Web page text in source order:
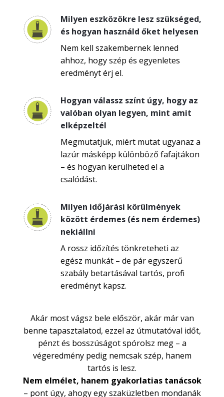
Milyen eszközökre lesz szükséged,
és hogyan használd őket helyesen
Nem kell szakembernek lenned
ahhoz, hogy szép és egyenletes
eredményt érj el.
Hogyan válassz színt úgy, hogy az
valóban olyan legyen, mint amit
elképzeltél
Megmutatjuk, miért mutat ugyanaz a
lazúr másképp különböző fafajtákon
– és hogyan kerülheted el a
csalódást.
Milyen időjárási körülmények
között érdemes (és nem érdemes)
nekiállni
A rossz időzítés tönkreteheti az
egész munkát – de pár egyszerű
szabály betartásával tartós, profi
eredményt kapsz.
Akár most vágsz bele először, akár már van
benne tapasztalatod, ezzel az útmutatóval időt,
pénzt és bosszúságot spórolsz meg – a
végeredmény pedig nemcsak szép, hanem
tartós is lesz.
Nem elmélet, hanem gyakorlatias tanácsok
– pont úgy, ahogy egy szaküzletben mondanák